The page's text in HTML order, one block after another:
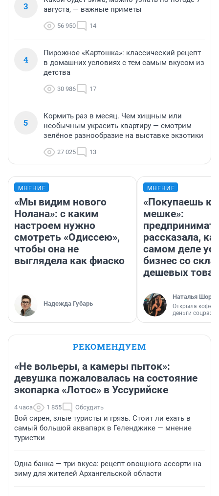
3
августа, — важные приметы
56 950 14
4
Пирожное «Картошка»: классический рецепт
в домашних условиях с тем самым вкусом из
детства
30 986 17
5
Кормить раз в месяц. Чем хищным или
необычным украсить квартиру — смотрим
зелёное разнообразие на выставке экзотики
27 025 13
МНЕНИЕ
«Мы видим нового
Нолана»: с каким
настроем нужно
смотреть «Одиссею»,
чтобы она не
выглядела как фиаско
Надежда Губарь
МНЕНИЕ
«Покупаешь
мешке»:
рассказала,
самом деле
бизнес со
дешевых
Наталья
Открыла
деньги
РЕКОМЕНДУЕМ
«Не вольеры, а камеры пыток»:
девушка пожаловалась на состояние
экопарка «Лотос» в Уссурийске
4 часа 1 855 Обсудить
Вой сирен, злые туристы и грязь. Стоит ли ехать в
самый большой аквапарк в Геленджике — мнение
туристки
Одна банка — три вкуса: рецепт овощного ассорти на
зиму для жителей Архангельской области